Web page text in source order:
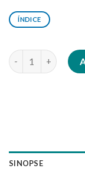
ÍNDICE
Injustiça
SINOPSE